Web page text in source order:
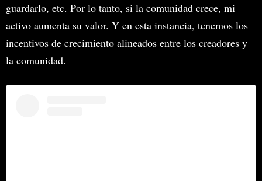
guardarlo, etc. Por lo tanto, si la comunidad crece, mi
activo aumenta su valor. Y en esta instancia, tenemos los
incentivos de crecimiento alineados entre los creadores y
la comunidad.